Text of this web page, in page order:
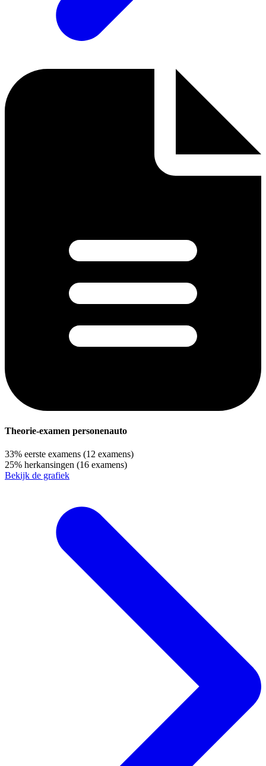
Theorie-examen personenauto
33% eerste examens (12 examens)
25% herkansingen (16 examens)
Bekijk de grafiek